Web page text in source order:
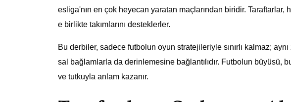
esliga'nın en çok heyecan yaratan maçlarından biridir. Taraftarlar,
e birlikte takımlarını desteklerler.
Bu derbiler, sadece futbolun oyun stratejileriyle sınırlı kalmaz;
sal bağlamlarla da derinlemesine bağlantılıdır. Futbolun büyüsü,
ve tutkuyla anlam kazanır.